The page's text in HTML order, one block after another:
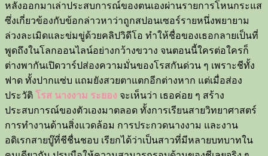
หลังออกมาเล่าประสบการณ์ของตนเองผ่านรายการโหนกระแส
ซึ่งเกี่ยวข้องกับข้อกล่าวหาว่าถูกสปอนเซอร์รายหนึ่งพยายาม
ล่วงละเมิดและข่มขู่ด้วยคลิปวิดีโอ ทำให้ชื่อของเธอกลายเป็นที่
พูดถึงในโลกออนไลน์อย่างกว้างขวาง จนตอนนี้ใครต่อใครก็
ต่างพากันเปิดวาร์ปส่องความมั่นของโรสกันด่วน ๆ เพราะชีทั้ง
ฟาด ทั้งปากแซ่บ แถมยังสวยตาแตกอีกต่างหาก แต่เมื่อส่อง
ประวัติ โรส นางงาม ระยอง จะเห็นว่า เธอค่อย ๆ สร้าง
ประสบการณ์ของตัวเองมาตลอด ทั้งการเรียนสายวิทยาศาสตร์
การทำงานด้านสิ่งแวดล้อม การประกวดนางงาม และงาน
อดิเรกสายบู๊ที่ชีชื่นชอบ เรียกได้ว่าเป็นสาวที่มีหลายบทบาทใน